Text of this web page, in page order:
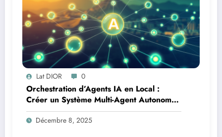
Lat DIOR 0
Orchestration d’Agents IA en Local :
Créer un Système Multi-Agent Autonome
avec TinyLlama
Décembre 8, 2025